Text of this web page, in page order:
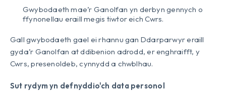
Gwybodaeth mae’r Ganolfan yn derbyn gennych o
ffynonellau eraill megis tiwtor eich Cwrs.
Gall gwybodaeth gael ei rhannu gan Ddarparwyr eraill
gyda’r Ganolfan at ddibenion adrodd, er enghraifft, y
Cwrs, presenoldeb, cynnydd a chwblhau.
Sut rydym yn defnyddio'ch data personol